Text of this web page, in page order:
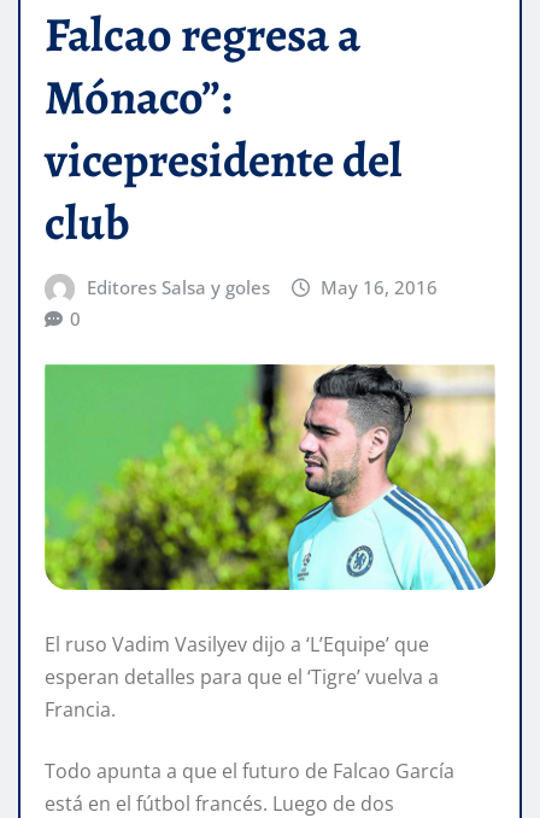
Falcao regresa a
Mónaco”:
vicepresidente del
club
Editores Salsa y goles
May 16, 2016
0
El ruso Vadim Vasilyev dijo a ‘L’Equipe’ que
esperan detalles para que el ‘Tigre’ vuelva a
Francia.
Todo apunta a que el futuro de Falcao García
está en el fútbol francés. Luego de dos